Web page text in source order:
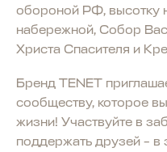
обороной РФ, высотку
набережной, Собор
Христа Спасителя и
Бренд TENET
сообществу, которое
жизни! Участвуйте в
поддержать друзей – в